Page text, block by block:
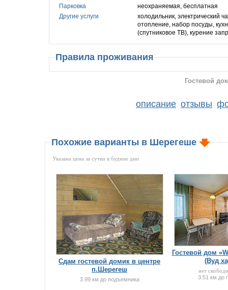
Парковка
неохраняемая, бесплатная
Другие услуги
холодильник, электрический
отопление, набор посуды,
(cпутниковое ТВ), курение
Правила проживания
Гостевой
описание отзывы
Похожие варианты в Шерегеше
Указана цена за сутки в будние дни
Сдам гостевой домик в центре
п.Шерегеш
3.99 км до подъемника
Гостевой дом
(Вуд
нет
3.51 км до